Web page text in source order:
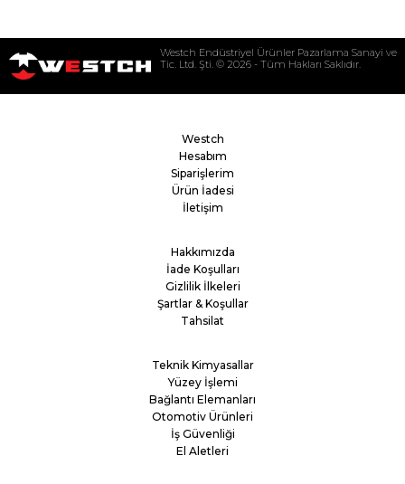
Westch Endüstriyel Ürünler Pazarlama Sanayi ve
Tic. Ltd. Şti. © 2026 - Tüm Hakları Saklıdır.
Westch
Hesabım
Siparişlerim
Ürün İadesi
İletişim
Hakkımızda
İade Koşulları
Gizlilik İlkeleri
Şartlar & Koşullar
Tahsilat
Teknik Kimyasallar
Yüzey İşlemi
Bağlantı Elemanları
Otomotiv Ürünleri
İş Güvenliği
El Aletleri